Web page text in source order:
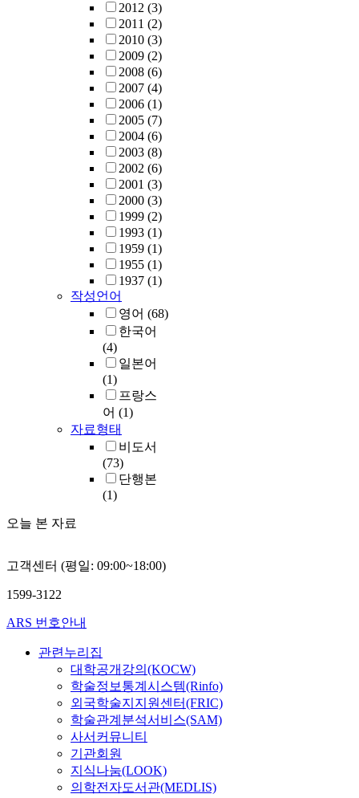
2012 (3)
2011 (2)
2010 (3)
2009 (2)
2008 (6)
2007 (4)
2006 (1)
2005 (7)
2004 (6)
2003 (8)
2002 (6)
2001 (3)
2000 (3)
1999 (2)
1993 (1)
1959 (1)
1955 (1)
1937 (1)
작성언어
영어 (68)
한국어
(4)
일본어
(1)
프랑스
어 (1)
자료형태
비도서
(73)
단행본
(1)
오늘 본 자료
고객센터 (평일: 09:00~18:00)
1599-3122
ARS 번호안내
관련누리집
대학공개강의(KOCW)
학술정보통계시스템(Rinfo)
외국학술지지원센터(FRIC)
학술관계분석서비스(SAM)
사서커뮤니티
기관회원
지식나눔(LOOK)
의학전자도서관(MEDLIS)